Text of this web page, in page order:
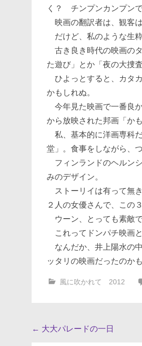
く？ チンプンカンプンで
映画の翻訳者は、観客
だけど、私のような生
古き良き時代の映画の
た遊び」とか「夜の大捜
ひよっとすると、カタ
かもしれぬ。
今年見た映画で一番良
から放映された邦画「かも
私、基本的に洋画専科
堂」。食事をしながら、
フィンランドのヘルン
みのデザイン。
ストーリイは有って無
２人の女優さんで、この
ウーン、とっても素敵で
これってドンパチ映画
なんだか、井上陽水の
ッタリの映画だったのか
風に吹かれて 2012
投
← 大大パレードの一日